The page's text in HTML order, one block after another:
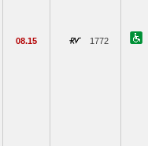
08.15 1772